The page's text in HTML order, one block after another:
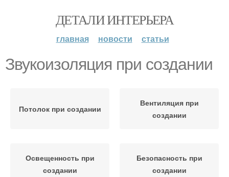
ДЕТАЛИ ИНТЕРЬЕРА
главная новости статьи
Звукоизоляция при создании
Потолок при создании
Вентиляция при
создании
Освещенность при
создании
Безопасность при
создании